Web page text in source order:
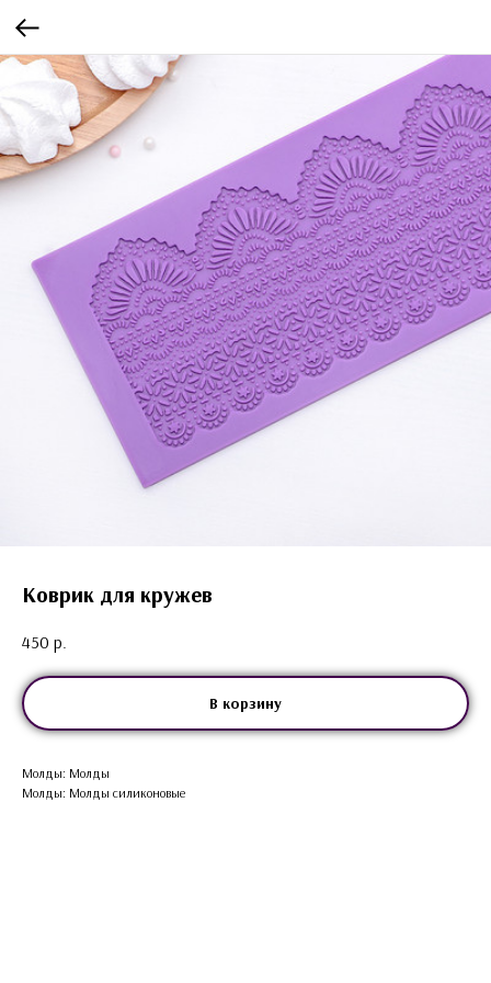
Коврик для кружев
450 р.
В корзину
Молды: Молды
Молды: Молды силиконовые